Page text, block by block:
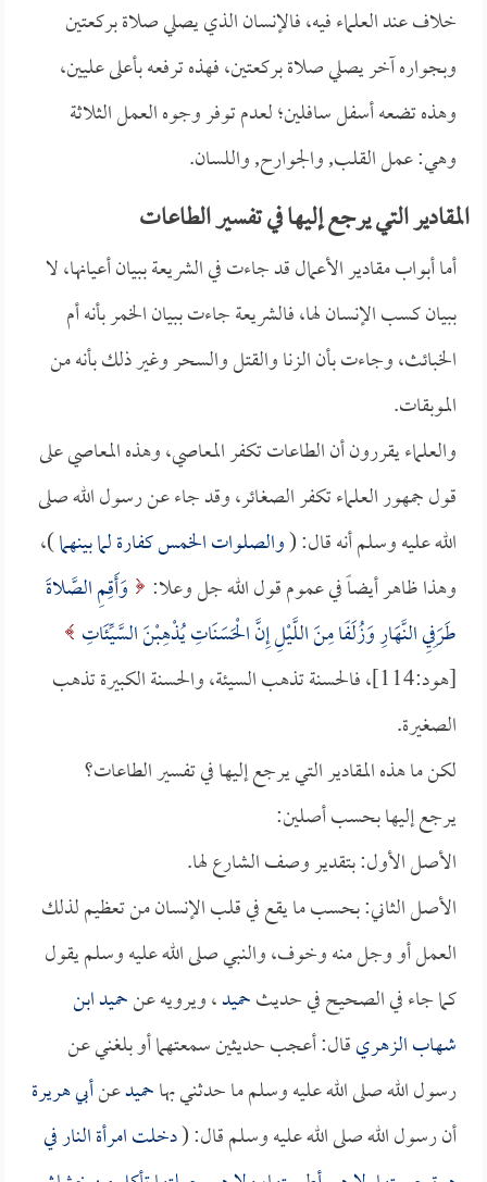
خلاف عند العلماء فيه، فالإنسان الذي يصلي صلاة بركعتين
وبجواره آخر يصلي صلاة بركعتين، فهذه ترفعه بأعلى عليين،
وهذه تضعه أسفل سافلين؛ لعدم توفر وجوه العمل الثلاثة
وهي: عمل القلب, والجوارح, واللسان.
المقادير التي يرجع إليها في تفسير الطاعات
أما أبواب مقادير الأعمال قد جاءت في الشريعة ببيان أعيانها، لا
ببيان كسب الإنسان لها، فالشريعة جاءت ببيان الخمر بأنه أم
الخبائث، وجاءت بأن الزنا والقتل والسحر وغير ذلك بأنه من
الموبقات.
والعلماء يقررون أن الطاعات تكفر المعاصي، وهذه المعاصي على
قول جمهور العلماء تكفر الصغائر، وقد جاء عن رسول الله صلى
الله عليه وسلم أنه قال: (والصلوات الخمس كفارة لما بينهما)،
وهذا ظاهر أيضاً في عموم قول الله جل وعلا:
وَأَقِمِ الصَّلاةَ
طَرَفِيِ النَّهَارِ وَزُلَفًا مِنَ اللَّيْلِ إِنَّ الْحَسَنَاتِ يُذْهِبْنَ السَّيِّئَاتِ
[هود:114]، فالحسنة تذهب السيئة، والحسنة الكبيرة تذهب
الصغيرة.
لكن ما هذه المقادير التي يرجع إليها في تفسير الطاعات؟
يرجع إليها بحسب أصلين:
الأصل الأول: بتقدير وصف الشارع لها.
الأصل الثاني: بحسب ما يقع في قلب الإنسان من تعظيم لذلك
العمل أو وجل منه وخوف، والنبي صلى الله عليه وسلم يقول
كما جاء في الصحيح في حديثحميد، ويرويه عنحميدابن
شهاب الزهريقال: أعجب حديثين سمعتهما أو بلغني عن
رسول الله صلى الله عليه وسلم ما حدثني بهاحميدعنأبي هريرة
أن رسول الله صلى الله عليه وسلم قال: (دخلت امرأة النار في